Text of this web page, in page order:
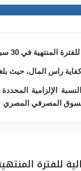
2025، مؤكدًا على قوة أدائه المالي
راس المال، حيث
النسبة الإلزامية
المصرفي المصري